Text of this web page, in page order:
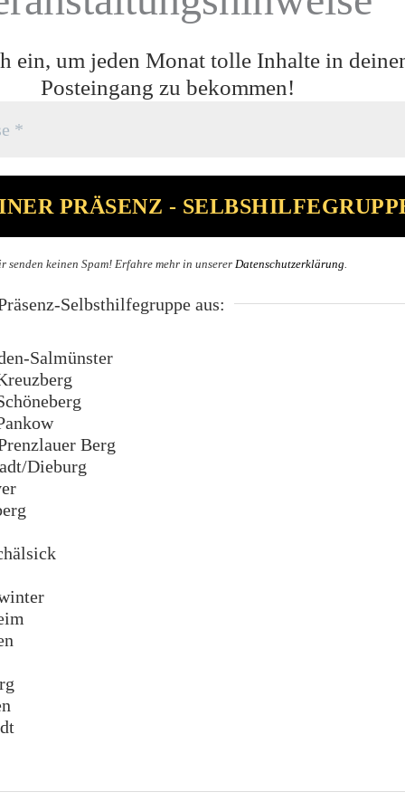
ein, um jeden Monat tolle Inhalte in
Posteingang zu bekommen!
senden keinen Spam! Erfahre mehr in unserer Datenschutzerklärung.
Selbsthilfegruppe aus:
Salmünster
Berg
Dieburg